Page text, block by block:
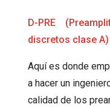
D-PRE
discretos clase A)
Aquí es donde
a hacer un
calidad de los